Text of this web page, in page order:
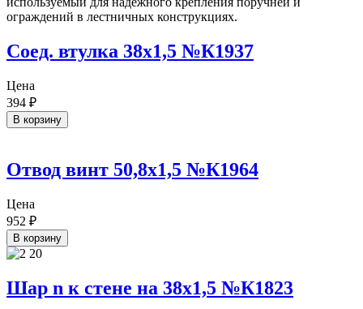
Соед. втулка 38х1,5 №К1937
Цена
394 ₽
В корзину
Отвод винт 50,8х1,5 №К1964
Цена
952 ₽
В корзину
Шар n к стене на 38х1,5 №К1823